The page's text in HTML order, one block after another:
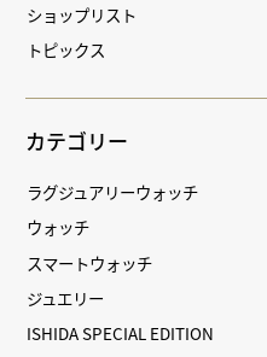
ショップリスト
トピックス
カテゴリー
ラグジュアリーウォッチ
ウォッチ
スマートウォッチ
ジュエリー
ISHIDA SPECIAL EDITION